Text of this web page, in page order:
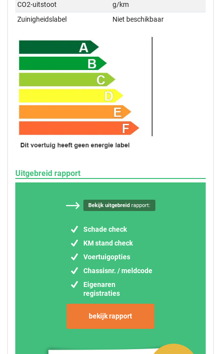
CO2-uitstoot
g/km
Zuinigheidslabel
Niet beschikbaar
Uitgebreid rapport
Bekijk uitgebreidrapport:
Schade check
KM stand check
Voertuigopties
Chassisnr. / meldcode
Eigenaren
registraties
bekijk rapport